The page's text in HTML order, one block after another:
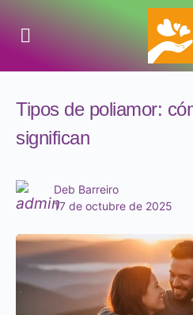
Tipos de poliamor:
significan
Deb Barreiro
17 de octubre de 2025